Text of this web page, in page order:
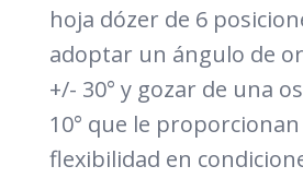
hoja dózer de 6
adoptar un ángulo de
+/- 30° y gozar de una
10° que le
flexibilidad en